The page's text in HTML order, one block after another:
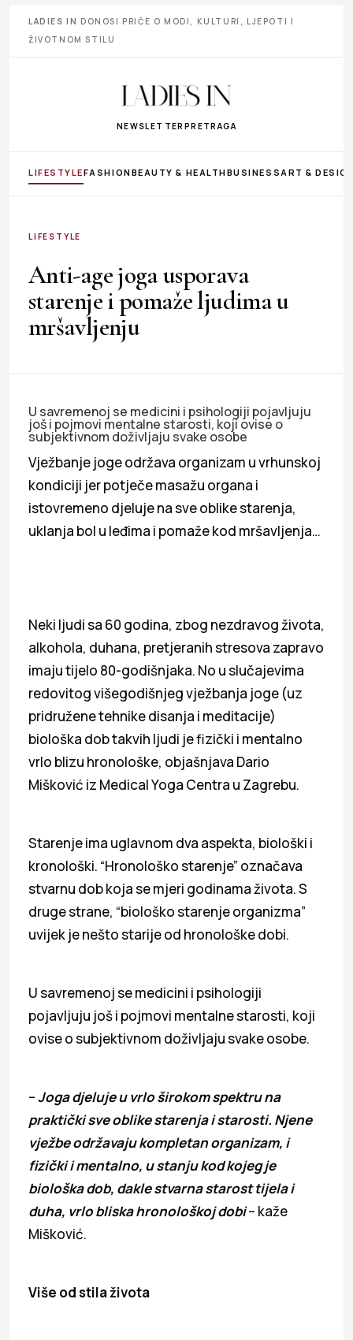
LADIES IN DONOSI PRIČE O MODI, KULTURI, LJEPOTI I
ŽIVOTNOM STILU
NEWSLETTER PRETRAGA
LIFESTYLEFASHIONBEAUTY & HEALTHBUSINESS ART &
LIFESTYLE
Anti-age joga usporava
starenje i pomaže ljudima u
mršavljenju
U savremenoj se medicini i psihologiji pojavljuju
još i pojmovi mentalne starosti, koji ovise o
subjektivnom doživljaju svake osobe
Vježbanje joge održava organizam u vrhunskoj
kondiciji jer potječe masažu organa i
istovremeno djeluje na sve oblike starenja,
uklanja bol u leđima i pomaže kod mršavljenja…
Neki ljudi sa 60 godina, zbog nezdravog života,
alkohola, duhana, pretjeranih stresova zapravo
imaju tijelo 80-godišnjaka. No u slučajevima
redovitog višegodišnjeg vježbanja joge (uz
pridružene tehnike disanja i meditacije)
biološka dob takvih ljudi je fizički i mentalno
vrlo blizu hronološke, objašnjava Dario
Mišković iz Medical Yoga Centra u Zagrebu.
Starenje ima uglavnom dva aspekta, biološki i
kronološki. “Hronološko starenje” označava
stvarnu dob koja se mjeri godinama života. S
druge strane, “biološko starenje organizma”
uvijek je nešto starije od hronološke dobi.
U savremenoj se medicini i psihologiji
pojavljuju još i pojmovi mentalne starosti, koji
ovise o subjektivnom doživljaju svake osobe.
–Joga djeluje u vrlo širokom spektru na
praktički sve oblike starenja i starosti. Njene
vježbe održavaju kompletan organizam, i
fizički i mentalno, u stanju kod kojeg je
biološka dob, dakle stvarna starost tijela i
duha, vrlo bliska hronološkoj dobi– kaže
Mišković.
Više od stila života